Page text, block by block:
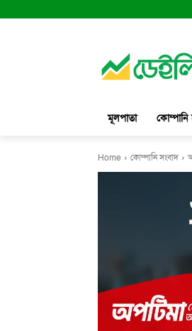
মূলপাতা কোম্পানি
Home কোম্পানি সংবাদ